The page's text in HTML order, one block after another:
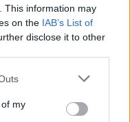
This information may
on the IAB’s List of
disclose it to other
one or more Google
You may click to
its third-party tags to
my
szenvedett
így a visszatérése